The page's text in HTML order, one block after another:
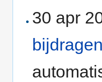
30 apr